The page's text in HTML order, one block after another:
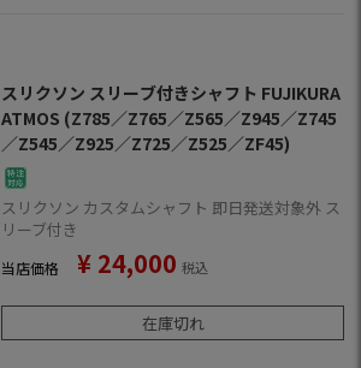
スリクソン スリーブ付きシャフト FUJIKURA
ATMOS (Z785／Z765／Z565／Z945／Z745
／Z545／Z925／Z725／Z525／ZF45)
スリクソン カスタムシャフト 即日発送対象外 ス
リーブ付き
当店価格 ¥ 24,000 税込
在庫切れ